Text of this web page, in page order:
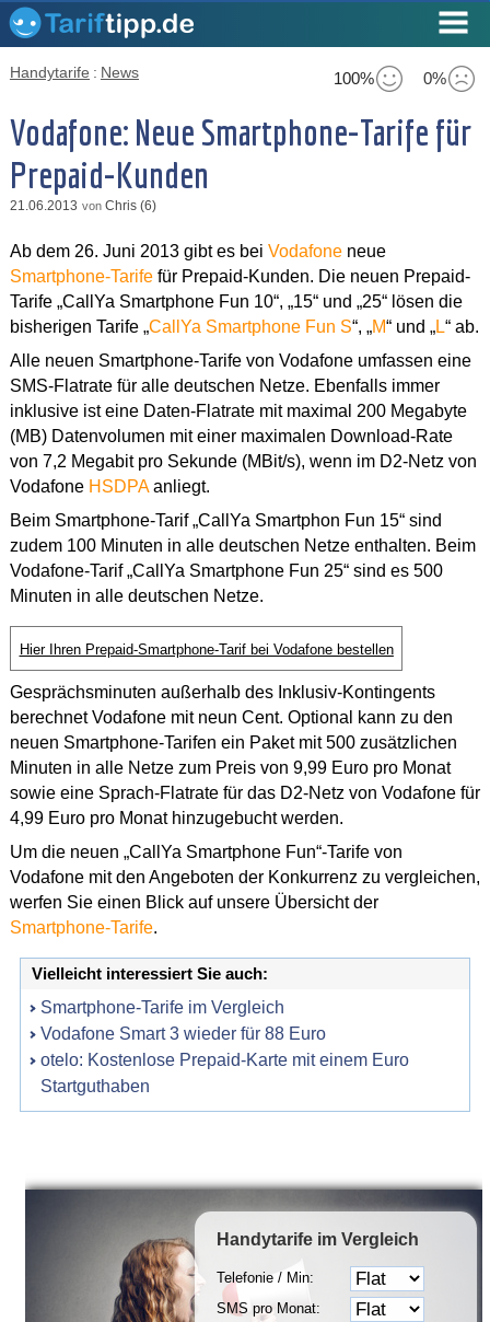
100% 0%
Handytarife : News
Vodafone: Neue Smartphone-Tarife für
Prepaid-Kunden
21.06.2013 von Chris (6)
Ab dem 26. Juni 2013 gibt es bei Vodafoneneue
Smartphone-Tarifefür Prepaid-Kunden. Die neuen Prepaid-
Tarife „CallYa Smartphone Fun 10“, „15“ und „25“ lösen die
bisherigen Tarife „CallYa Smartphone Fun S“, „M“ und „L“ ab.
Alle neuen Smartphone-Tarife von Vodafone umfassen eine
SMS-Flatrate für alle deutschen Netze. Ebenfalls immer
inklusive ist eine Daten-Flatrate mit maximal 200 Megabyte
(MB) Datenvolumen mit einer maximalen Download-Rate
von 7,2 Megabit pro Sekunde (MBit/s), wenn im D2-Netz von
Vodafone HSDPAanliegt.
Beim Smartphone-Tarif „CallYa Smartphon Fun 15“ sind
zudem 100 Minuten in alle deutschen Netze enthalten. Beim
Vodafone-Tarif „CallYa Smartphone Fun 25“ sind es 500
Minuten in alle deutschen Netze.
Hier Ihren Prepaid-Smartphone-Tarif bei Vodafone bestellen
Gesprächsminuten außerhalb des Inklusiv-Kontingents
berechnet Vodafone mit neun Cent. Optional kann zu den
neuen Smartphone-Tarifen ein Paket mit 500 zusätzlichen
Minuten in alle Netze zum Preis von 9,99 Euro pro Monat
sowie eine Sprach-Flatrate für das D2-Netz von Vodafone für
4,99 Euro pro Monat hinzugebucht werden.
Um die neuen „CallYa Smartphone Fun“-Tarife von
Vodafone mit den Angeboten der Konkurrenz zu vergleichen,
werfen Sie einen Blick auf unsere Übersicht der
Smartphone-Tarife.
Vielleicht interessiert Sie auch:
Smartphone-Tarife im Vergleich
Vodafone Smart 3 wieder für 88 Euro
otelo: Kostenlose Prepaid-Karte mit einem Euro
Startguthaben
Handytarife im Vergleich
Telefonie / Min:
SMS pro Monat: